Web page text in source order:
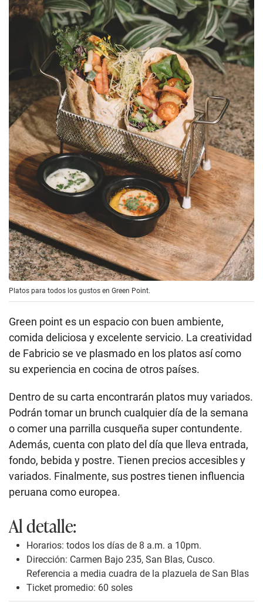
Platos para todos los gustos en Green Point.
Green point es un espacio con buen ambiente,
comida deliciosa y excelente servicio. La creatividad
de Fabricio se ve plasmado en los platos así como
su experiencia en cocina de otros países.
Dentro de su carta encontrarán platos muy variados.
Podrán tomar un brunch cualquier día de la semana
o comer una parrilla cusqueña super contundente.
Además, cuenta con plato del día que lleva entrada,
fondo, bebida y postre. Tienen precios accesibles y
variados. Finalmente, sus postres tienen influencia
peruana como europea.
Al detalle:
Horarios: todos los días de 8 a.m. a 10pm.
Dirección: Carmen Bajo 235, San Blas, Cusco.
Referencia a media cuadra de la plazuela de San Blas
Ticket promedio: 60 soles